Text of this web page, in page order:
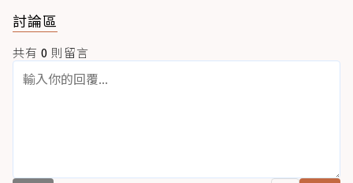
討論區
共有 0 則留言